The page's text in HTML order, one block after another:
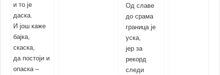
и то је
даска.
И још каже
бајка,
скаска,
да постоји и
опаска –
Од славе
до срама
граница је
уска,
јер за
рекорд
следи